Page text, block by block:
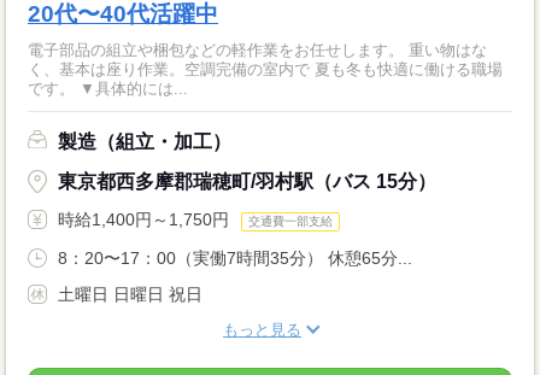
20代〜40代活躍中
電子部品の組立や梱包などの軽作業をお任せします。 重い物はな
く、基本は座り作業。空調完備の室内で 夏も冬も快適に働ける職場
です。 ▼具体的には...
製造（組立・加工）
東京都西多摩郡瑞穂町/羽村駅（バス 15分）
時給1,400円～1,750円 交通費一部支給
8：20〜17：00（実働7時間35分） 休憩65分...
土曜日 日曜日 祝日
もっと見る